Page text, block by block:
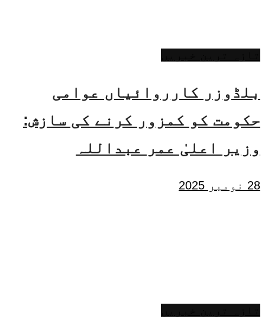
بلڈوزر کارروائیاں عوامی
حکومت کو کمزور کرنے کی سازش:
وزیر اعلیٰ عمر عبداللہ
28 نومبر 2025